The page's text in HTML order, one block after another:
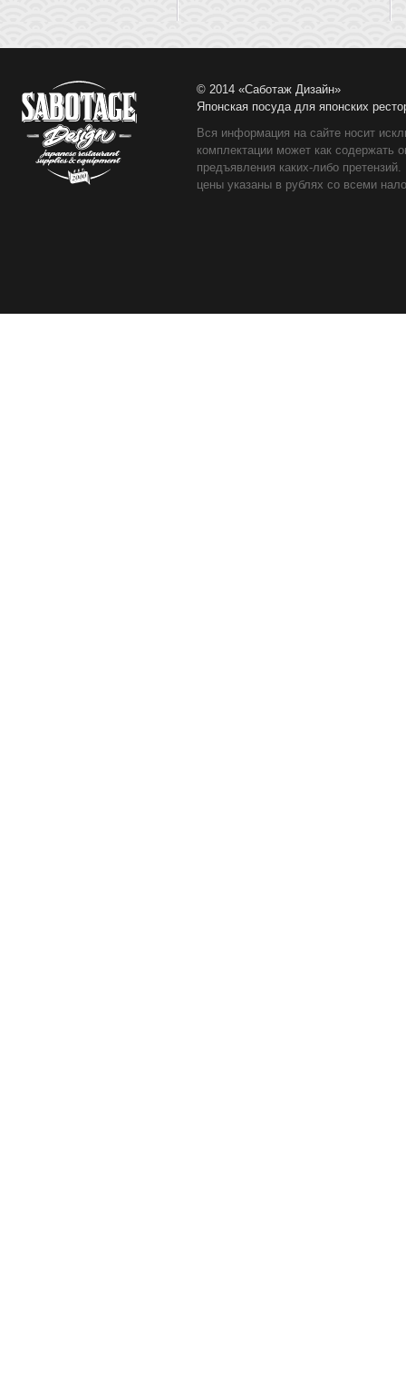
© 2014 «Саботаж Дизайн»
Японская посуда для японских
Вся информация на сайте носит
комплектации может как содержать
предъявления каких-либо
цены указаны в рублях со всеми